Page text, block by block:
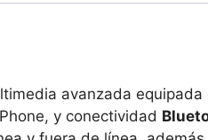
avanzada equipada
y conectividad